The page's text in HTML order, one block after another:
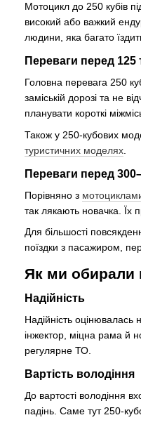
Мотоцикл до 250 кубів
високий або важкий
людини, яка багато
Переваги перед 125
Головна перевага 250
заміській дорозі та не
планувати короткі
Також у 250-кубових
туристичних моделях
Переваги перед
Порівняно з
так лякають новачка. Їх
Для більшості
поїздки з пасажиром,
Як ми обирали
Надійність
Надійність
інжектор, міцна рама й
регулярне ТО.
Вартість володіння
До вартості володіння
падінь. Саме тут 250-